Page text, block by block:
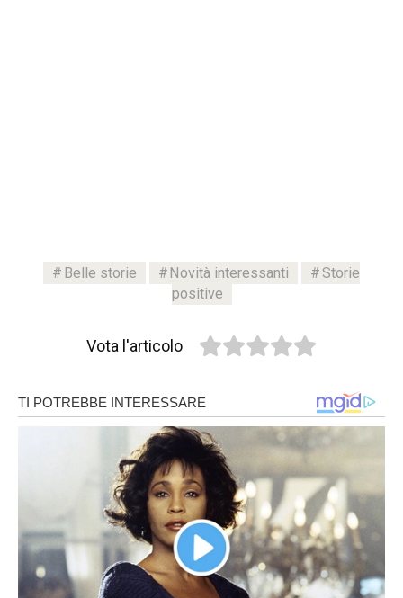
Belle storie Novità interessanti
Storie
positive
Vota l'articolo